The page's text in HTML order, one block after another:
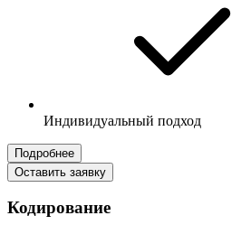
Индивидуальный подход
Подробнее
Оставить заявку
Кодирование